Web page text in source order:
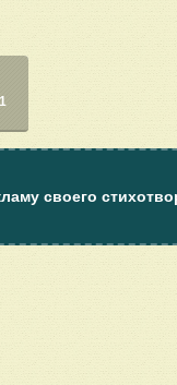
своего